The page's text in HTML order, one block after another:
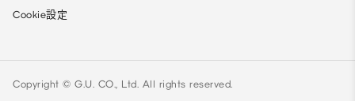
Cookie設定
Copyright © G.U. CO., Ltd. All rights reserved.